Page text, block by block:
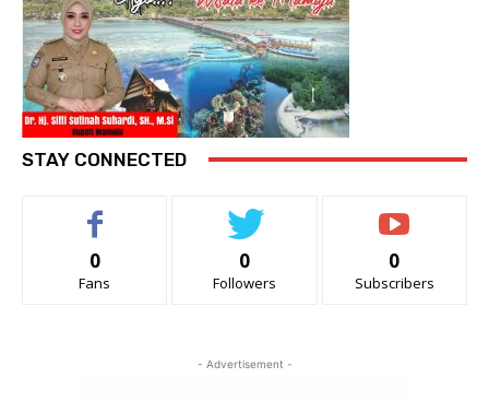
STAY CONNECTED
0
Fans
0
Followers
0
Subscribers
- Advertisement -